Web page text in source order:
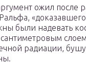
ожил после
были надевать
радиации,